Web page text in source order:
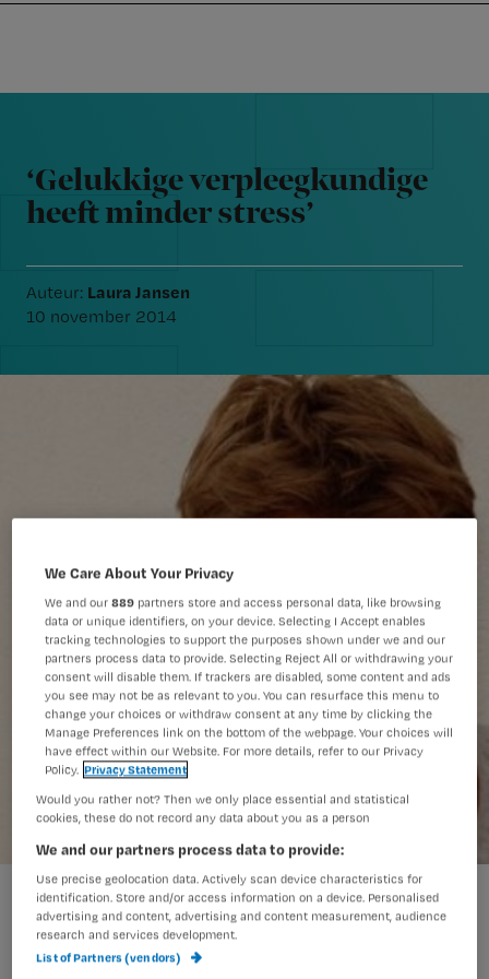
navigation
content
Nursing
‘Gelukkige verpleegkundige heeft minder stress’
‘Gelukkige verpleegkundige
heeft minder stress’
Auteur: Laura Jansen
10 november 2014
We Care About Your Privacy
We and our889 partners store and access personal data, like browsing
data or unique identifiers, on your device. Selecting I Accept enables
tracking technologies to support the purposes shown under we and our
partners process data to provide. Selecting Reject All or withdrawing your
consent will disable them. If trackers are disabled, some content and ads
you see may not be as relevant to you. You can resurface this menu to
change your choices or withdraw consent at any time by clicking the
Manage Preferences link on the bottom of the webpage. Your choices will
have effect within our Website. For more details, refer to our Privacy
Policy. Privacy Statement
Would you rather not? Then we only place essential and statistical
cookies, these do not record any data about you as a person
We and our partners process data to provide:
Use precise geolocation data. Actively scan device characteristics for
identification. Store and/or access information on a device. Personalised
advertising and content, advertising and content measurement, audience
research and services development.
List of Partners (vendors)